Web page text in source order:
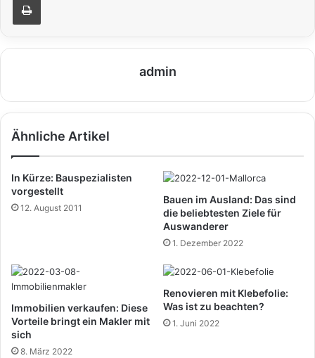
admin
Ähnliche Artikel
In Kürze: Bauspezialisten
vorgestellt
12. August 2011
Bauen im Ausland: Das sind
die beliebtesten Ziele für
Auswanderer
1. Dezember 2022
Immobilien verkaufen: Diese
Vorteile bringt ein Makler mit
sich
8. März 2022
Renovieren mit Klebefolie:
Was ist zu beachten?
1. Juni 2022